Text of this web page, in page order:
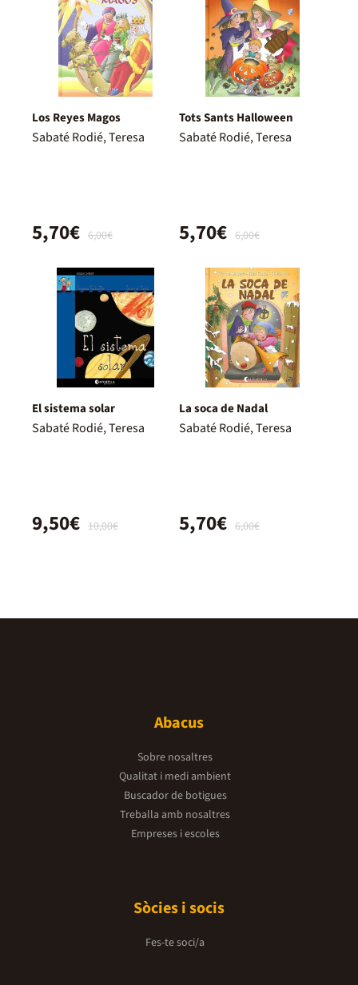
Los Reyes Magos
Sabaté Rodié, Teresa
6,00€
5,70€
Tots Sants Halloween
Sabaté Rodié, Teresa
6,00€
5,70€
El sistema solar
Sabaté Rodié, Teresa
10,00€
9,50€
La soca de Nadal
Sabaté Rodié, Teresa
6,00€
5,70€
Abacus
Sobre nosaltres
Qualitat i medi ambient
Buscador de botigues
Treballa amb nosaltres
Empreses i escoles
Sòcies i socis
Fes-te soci/a